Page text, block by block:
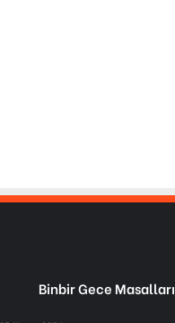
Binbir Gece Masalları